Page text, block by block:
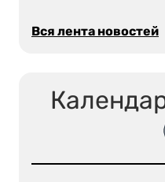
Вся лента новостей